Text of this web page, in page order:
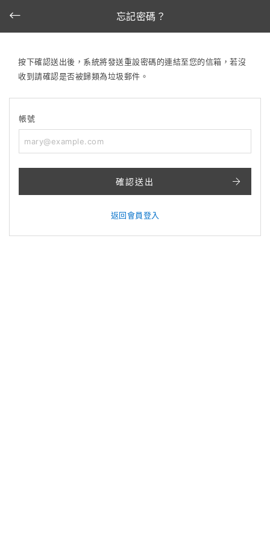
忘記密碼？
按下確認送出後，系統將發送重設密碼的連結至您的信箱，若沒
收到請確認是否被歸類為垃圾郵件。
帳號
確認送出
返回會員登入